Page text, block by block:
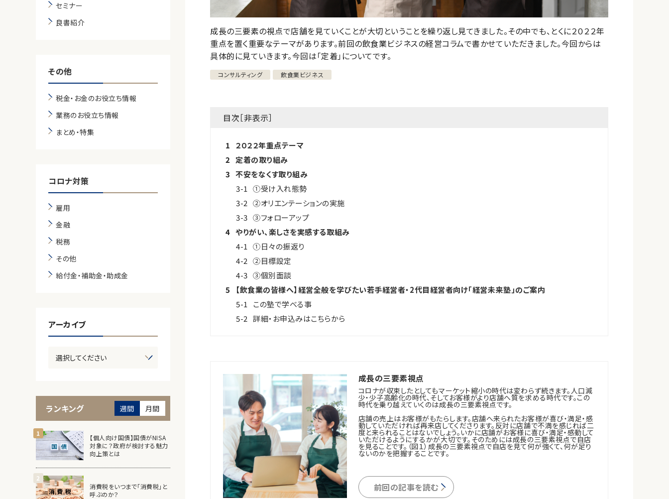
成長の三要素の視点で店舗を見ていくことが大切ということを繰り返し見てきました。その中でも、とくに２０２２年
重点を置く重要なテーマがあります。前回の飲食業ビジネスの経営コラムで書かせていただきました。今回からは
具体的に見ていきます。今回は「定着」についてです。
コンサルティング 飲食業ビジネス
目次［非表示］
1
２０２２年重点テーマ
2 定着の取り組み
3 不安をなくす取り組み
3-1 ①受け入れ態勢
3-2 ②オリエンテーションの実施
3-3 ③フォローアップ
4 やりがい、楽しさを実感する取組み
4-1 ①日々の振返り
4-2 ②目標設定
4-3 ③個別面談
5
【飲食業の皆様へ】経営全般を学びたい若手経営者・2代目経営者向け「経営未来塾」のご案内
5-1 この塾で学べる事
5-2 詳細・お申込みはこちらから
成長の三要素視点
コロナが収束したとしてもマーケット縮小の時代は変わらず続きます。人口減
少・少子高齢化の時代、そしてお客様がより店舗へ質を求める時代です。この
時代を乗り越えていくのは成長の三要素視点です。
店舗の売上はお客様がもたらします。店舗へ来られたお客様が喜び・満足・感
動していただければ再来店してくださります。反対に店舗で不満を感じれば二
度と来られることはないでしょう。いかに店舗がお客様に喜び・満足・感動して
いただけるようにするかが大切です。そのためには成長の三要素視点で自店
を見ることです。（図１）成長の三要素視点で自店を見て何が強くて、何が足り
ないのかを把握することです。
前回の記事を読む
セミナー
良書紹介
その他
税金・お金のお役立ち情報
業務のお役立ち情報
まとめ・特集
コロナ対策
雇用
金融
税務
その他
給付金・補助金・助成金
アーカイブ
ランキング 週間 月間
【個人向け国債】国債がNISA
対象に？政府が検討する魅力
向上策とは
消費税をいつまで「消費税」と
呼ぶのか？